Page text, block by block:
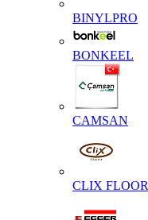
BINYLPRO
BONKEEL
CAMSAN
CLIX FLOOR